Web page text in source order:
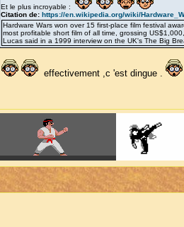
Et le plus incroyable :
Citation de: https://en.wikipedia.org/wiki/
Hardware Wars won over 15 first-place film festival
most profitable short film of all time, grossing
Lucas said in a 1999 interview on the UK's The Big
effectivement ,c 'est dingue .